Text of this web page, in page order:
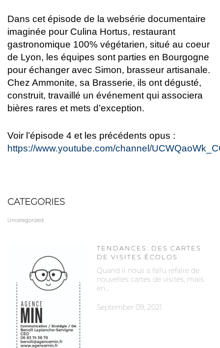
Dans cet épisode de la websérie documentaire
imaginée pour Culina Hortus, restaurant
gastronomique 100% végétarien, situé au coeur
de Lyon, les équipes sont parties en Bourgogne
pour échanger avec Simon, brasseur artisanale.
Chez Ammonite, sa Brasserie, ils ont dégusté,
construit, travaillé un événement qui associera
bières rares et mets d’exception.
Voir l’épisode 4 et les précédents opus :
https://www.youtube.com/channel/
CATEGORIES
Uncategorized
TENDANCES: DES CARTES
DE VISITES ÉCOLOS
Quand il nous a fallu refaire de
nouvelles cartes de visites, mais
en…
September 09, 2021